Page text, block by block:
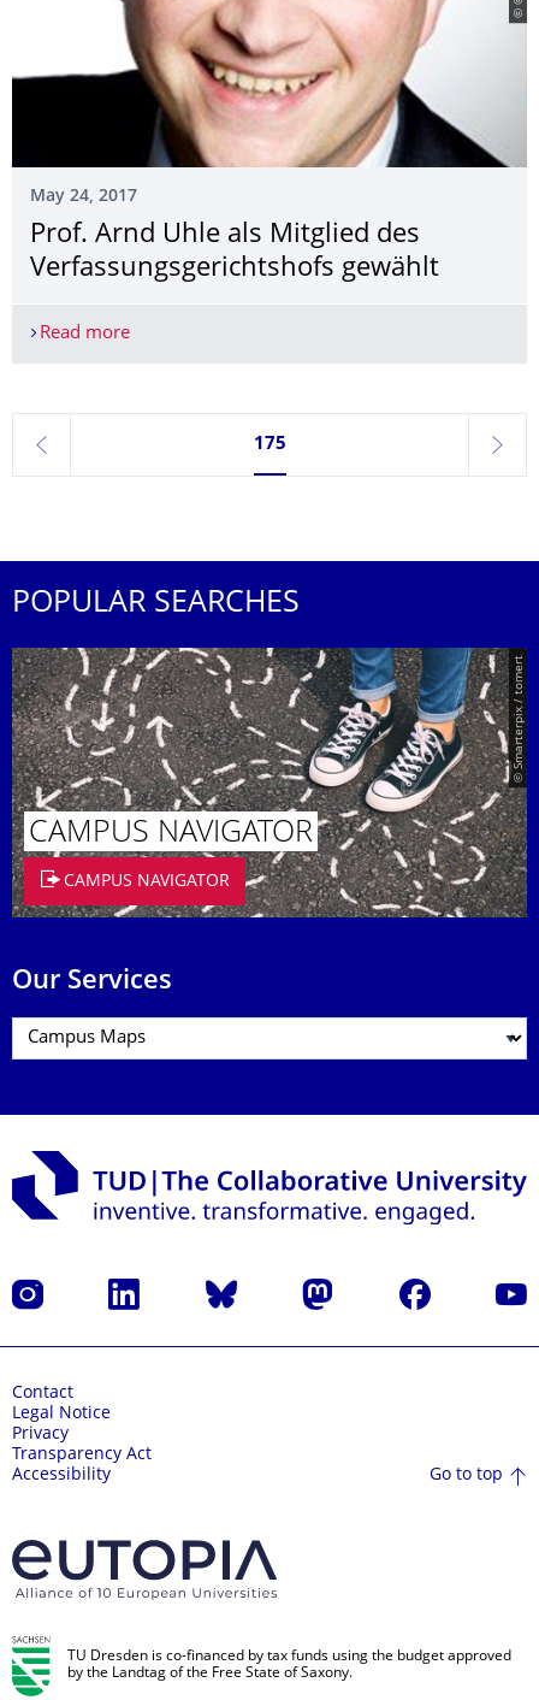
May 24, 2017
Prof. Arnd Uhle als Mitglied des
Verfassungsge­richtshofs gewählt
Read moreProf. Arnd Uhle als Mitglied des
previous
Currently on page 175
175
next
POPULAR SEARCHES
© Smarterpix / tomert
CAMPUS NAVIGATOR
CAMPUS NAVIGATOR
Our Services
Instagram LinkedIn Bluesky Mastodon Facebook
Contact
Legal Notice
Privacy
Transparency Act
Accessibility
Go to top
TU Dresden is co-financed by tax funds using the budget approved
by the Landtag of the Free State of Saxony.